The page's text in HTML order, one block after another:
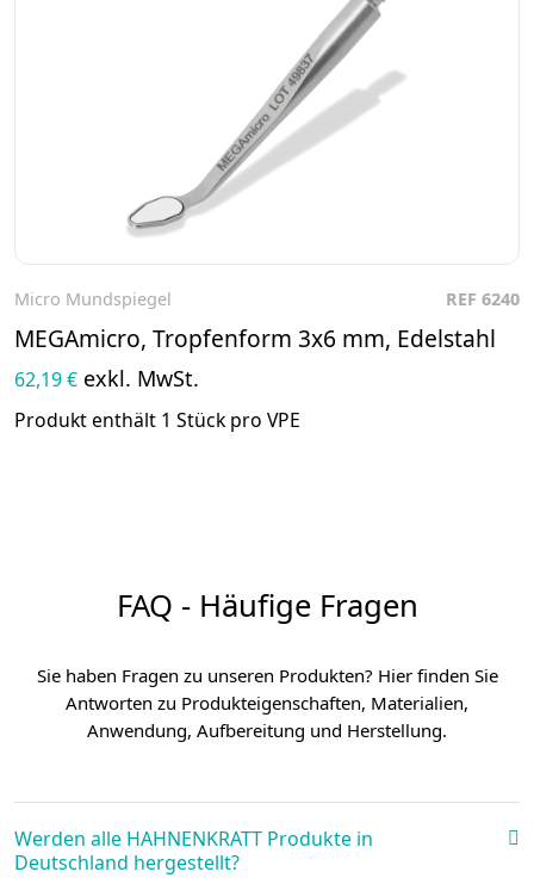
Micro Mundspiegel REF 6240
MEGAmicro, Tropfenform 3x6 mm, Edelstahl
62,19 € exkl. MwSt.
Produkt enthält 1 Stück pro VPE
FAQ - Häufige Fragen
Sie haben Fragen zu unseren Produkten? Hier finden Sie
Antworten zu Produkteigenschaften, Materialien,
Anwendung, Aufbereitung und Herstellung.
Werden alle HAHNENKRATT Produkte in
Deutschland hergestellt?